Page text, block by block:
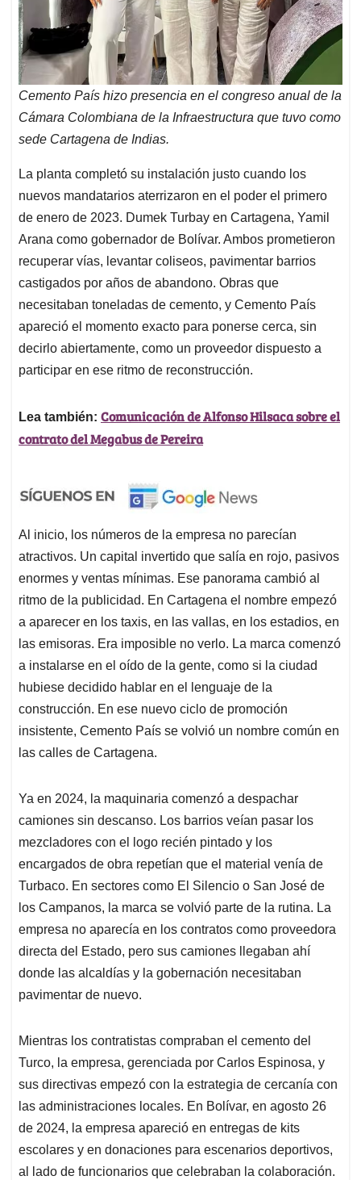
Cemento País hizo presencia en el congreso anual de la
Cámara Colombiana de la Infraestructura que tuvo como
sede Cartagena de Indias.
La planta completó su instalación justo cuando los
nuevos mandatarios aterrizaron en el poder el primero
de enero de 2023. Dumek Turbay en Cartagena, Yamil
Arana como gobernador de Bolívar. Ambos prometieron
recuperar vías, levantar coliseos, pavimentar barrios
castigados por años de abandono. Obras que
necesitaban toneladas de cemento, y Cemento País
apareció el momento exacto para ponerse cerca, sin
decirlo abiertamente, como un proveedor dispuesto a
participar en ese ritmo de reconstrucción.
Lea también: Comunicación de Alfonso Hilsaca sobre el
contrato del Megabus de Pereira
Al inicio, los números de la empresa no parecían
atractivos. Un capital invertido que salía en rojo, pasivos
enormes y ventas mínimas. Ese panorama cambió al
ritmo de la publicidad. En Cartagena el nombre empezó
a aparecer en los taxis, en las vallas, en los estadios, en
las emisoras. Era imposible no verlo. La marca comenzó
a instalarse en el oído de la gente, como si la ciudad
hubiese decidido hablar en el lenguaje de la
construcción. En ese nuevo ciclo de promoción
insistente, Cemento País se volvió un nombre común en
las calles de Cartagena.
Ya en 2024, la maquinaria comenzó a despachar
camiones sin descanso. Los barrios veían pasar los
mezcladores con el logo recién pintado y los
encargados de obra repetían que el material venía de
Turbaco. En sectores como El Silencio o San José de
los Campanos, la marca se volvió parte de la rutina. La
empresa no aparecía en los contratos como proveedora
directa del Estado, pero sus camiones llegaban ahí
donde las alcaldías y la gobernación necesitaban
pavimentar de nuevo.
Mientras los contratistas compraban el cemento del
Turco, la empresa, gerenciada por Carlos Espinosa, y
sus directivas empezó con la estrategia de cercanía con
las administraciones locales. En Bolívar, en agosto 26
de 2024, la empresa apareció en entregas de kits
escolares y en donaciones para escenarios deportivos,
al lado de funcionarios que celebraban la colaboración.